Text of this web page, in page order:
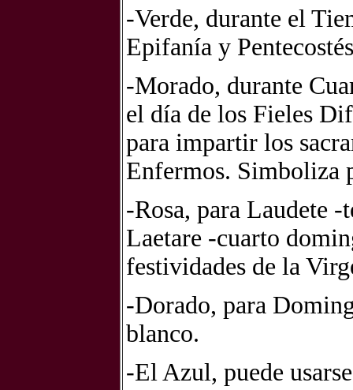
-Verde, durante el
Epifanía y
-Morado, durante
el día de los Fieles
para impartir los
Enfermos. Simboliza
-Rosa, para Laudete
Laetare -cuarto
festividades de la
-Dorado, para
blanco.
-El Azul, puede